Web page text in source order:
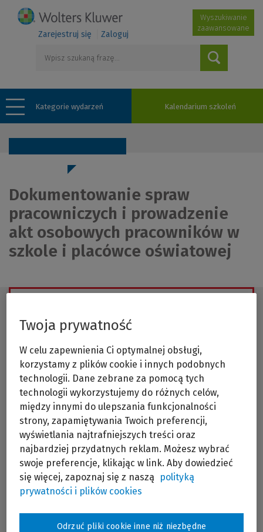
Zarejestruj się Zaloguj
Wyszukiwanie
zaawansowane
Kategorie wydarzeń Kalendarium szkoleń
Dokumentowanie spraw
pracowniczych i prowadzenie
akt osobowych pracowników w
szkole i placówce oświatowej
skontaktuj się z nami aby dopytać kiedy będziemy
organizować to szkolenie ponownie
Wyślij zapytanie
Celem szkolenia jest poszerzenie wiedzy na
temat prowadzenia przez pracodawców
dokumentacji w sprawach związanych ze
stosunkiem pracy oraz sposobu prowadzenia
akt osobowych pracownika.
Twoja prywatność
W celu zapewnienia Ci optymalnej obsługi,
korzystamy z plików cookie i innych podobnych
technologii. Dane zebrane za pomocą tych
technologii wykorzystujemy do różnych celów,
między innymi do ulepszania funkcjonalności
strony, zapamiętywania Twoich preferencji,
wyświetlania najtrafniejszych treści oraz
najbardziej przydatnych reklam. Możesz wybrać
swoje preferencje, klikając w link. Aby dowiedzieć
się więcej, zapoznaj się z naszą
polityką
prywatności i plików cookies
Odrzuć pliki cookie inne niż niezbędne